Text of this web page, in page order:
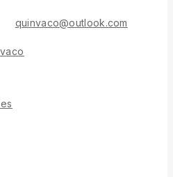
quinvaco@outlook.com